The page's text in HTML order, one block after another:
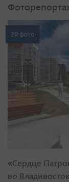
20 фото
«Сердце
во